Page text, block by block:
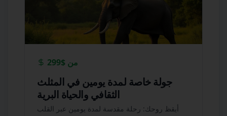
من $299
جولة خاصة لمدة يومين في المثلث
الثقافي والحياة البرية
أيقظ روحك: رحلة مقدسة لمدة يومين عبر القلب